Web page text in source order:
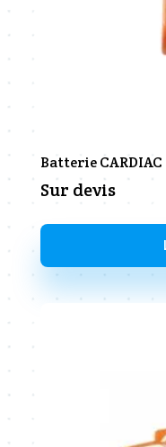
Batterie CARDIAC
Sur devis